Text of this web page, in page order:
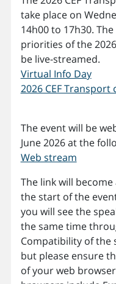
take place on
14h00 to 17h30.
priorities of the
be live-streamed.
Virtual Info Day
2026 CEF Transport
The event will be
June 2026 at the
Web stream
The link will
the start of the
you will see the
the same time
Compatibility of the
but please ensure
of your web